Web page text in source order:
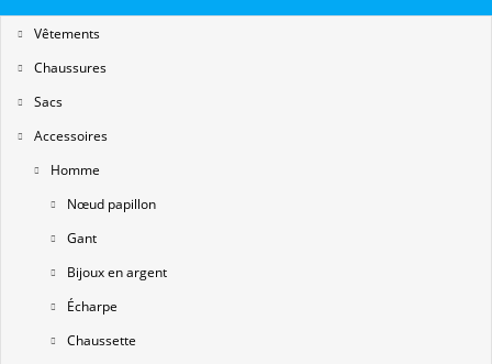
Vêtements
Chaussures
Sacs
Accessoires
Homme
Nœud papillon
Gant
Bijoux en argent
Écharpe
Chaussette